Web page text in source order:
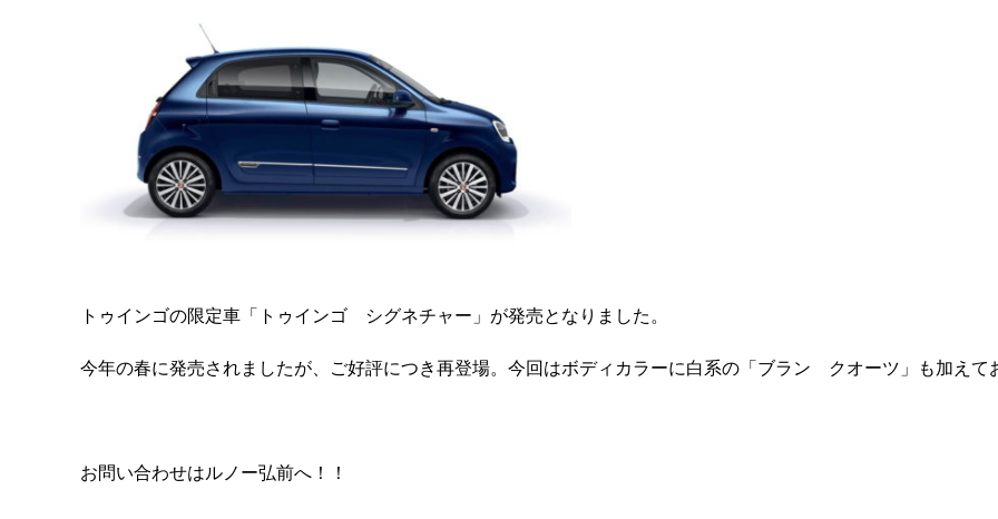
トゥインゴの限定車「トゥインゴ シグネチャー」が発売となりました。
今年の春に発売されましたが、ご好評につき再登場。今回はボディカラーに白系の「ブラン クオーツ」も加えて
お問い合わせはルノー弘前へ！！